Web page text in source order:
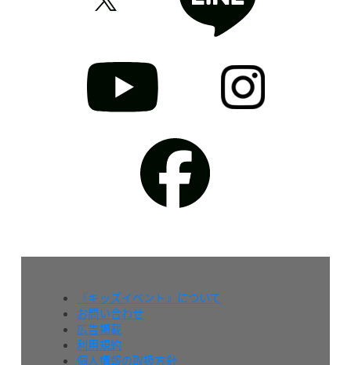
『キッズイベント』について
お問い合わせ
広告掲載
利用規約
個人情報の取扱方針